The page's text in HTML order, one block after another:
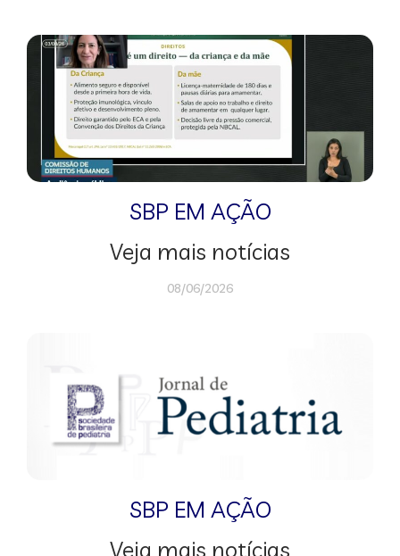
SBP EM AÇÃO
Veja mais notícias
08/06/2026
SBP EM AÇÃO
Veja mais notícias